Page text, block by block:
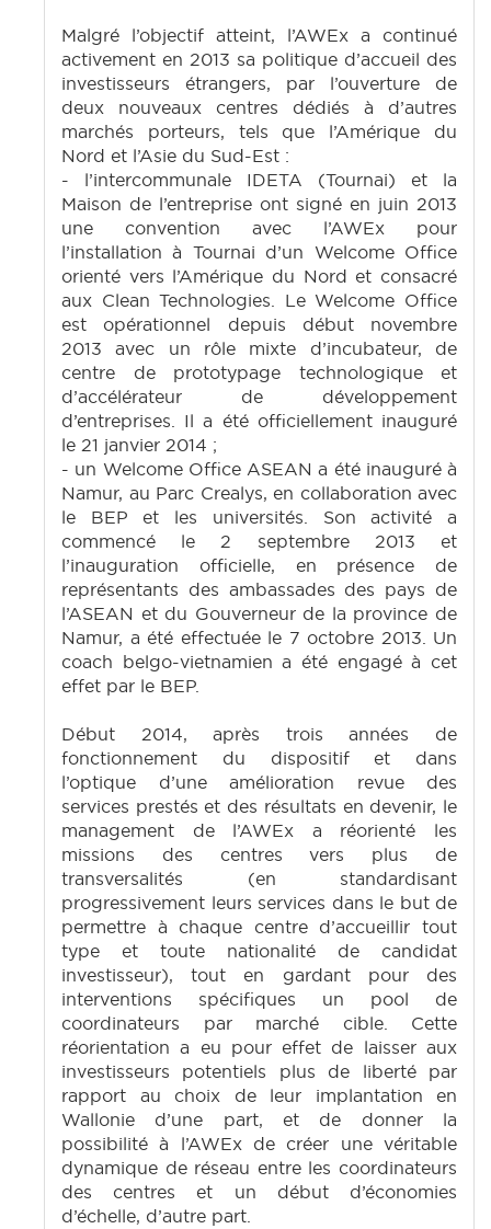
Malgré l’objectif atteint, l’AWEx a continué
activement en 2013 sa politique d’accueil des
investisseurs étrangers, par l’ouverture de
deux nouveaux centres dédiés à d’autres
marchés porteurs, tels que l’Amérique du
Nord et l’Asie du Sud-Est :
- l’intercommunale IDETA (Tournai) et la
Maison de l’entreprise ont signé en juin 2013
une convention avec l’AWEx pour
l’installation à Tournai d’un Welcome Office
orienté vers l’Amérique du Nord et consacré
aux Clean Technologies. Le Welcome Office
est opérationnel depuis début novembre
2013 avec un rôle mixte d’incubateur, de
centre de prototypage technologique et
d’accélérateur de développement
d’entreprises. Il a été officiellement inauguré
le 21 janvier 2014 ;
- un Welcome Office ASEAN a été inauguré à
Namur, au Parc Crealys, en collaboration avec
le BEP et les universités. Son activité a
commencé le 2 septembre 2013 et
l’inauguration officielle, en présence de
représentants des ambassades des pays de
l’ASEAN et du Gouverneur de la province de
Namur, a été effectuée le 7 octobre 2013. Un
coach belgo-vietnamien a été engagé à cet
effet par le BEP.
Début 2014, après trois années de
fonctionnement du dispositif et dans
l’optique d’une amélioration revue des
services prestés et des résultats en devenir, le
management de l’AWEx a réorienté les
missions des centres vers plus de
transversalités (en standardisant
progressivement leurs services dans le but de
permettre à chaque centre d’accueillir tout
type et toute nationalité de candidat
investisseur), tout en gardant pour des
interventions spécifiques un pool de
coordinateurs par marché cible. Cette
réorientation a eu pour effet de laisser aux
investisseurs potentiels plus de liberté par
rapport au choix de leur implantation en
Wallonie d’une part, et de donner la
possibilité à l’AWEx de créer une véritable
dynamique de réseau entre les coordinateurs
des centres et un début d’économies
d’échelle, d’autre part.